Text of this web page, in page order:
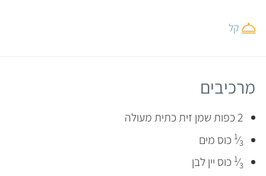
קל
מרכיבים
2 כפות שמן זית כתית מעולה
1⁄3 כוס מים
1⁄3 כוס יין לבן